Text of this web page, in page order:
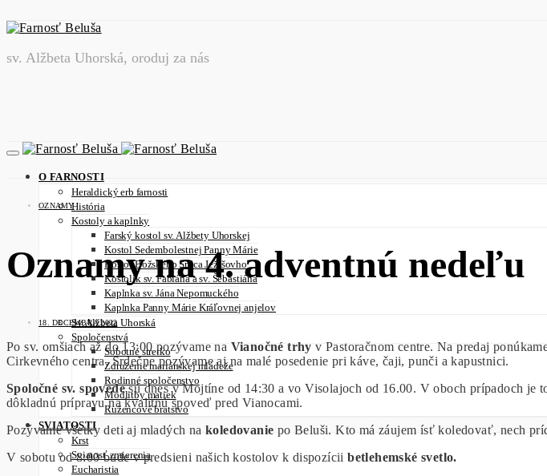
sv. Alžbeta Uhorská, oroduj za nás
O FARNOSTI
Heraldický erb farnosti
História
Kostoly a kaplnky
Farský kostol sv. Alžbety Uhorskej
Kostol Sedembolestnej Panny Márie
Kostol Božského Srdca Ježišovho
Kostolík sv. Fabiána a sv. Šebastiána
Kaplnka sv. Jána Nepomuckého
Kaplnka Panny Márie Kráľovnej anjelov
Sv. Alžbeta Uhorská
Spoločenstvá
Sobotné stretko
Združenie mariánskej mládeže
Rodinné spoločenstvo
Modlitby matiek
Ružencové bratstvo
SVIATOSTI
Krst
Sviatosť zmierenia
Eucharistia
OZNAMY
Oznamy na 4. adventnú nedeľu
18. DECEMBRA 2022
Po sv. omšiach až do 13:00 pozývame na Vianočné trhy v Pastoračnom centre. Na predaj
Cirkevného centra. Srdečne pozývame aj na malé posedenie pri káve, čaji, punči a kapustnici.
Spoločné sv. spovedesú dnes v Mojtíne od 14:30 a vo Visolajoch od 16.00. V oboch prípadoch je
dôkladnú prípravu na kvalitnú spoveď pred Vianocami.
Pozývame všetky deti aj mladých na koledovanie po Beluši. Kto má záujem ísť koledovať, nech
V sobotu od 8:00 bude v predsieni našich kostolov k dispozíciibetlehemské svetlo.